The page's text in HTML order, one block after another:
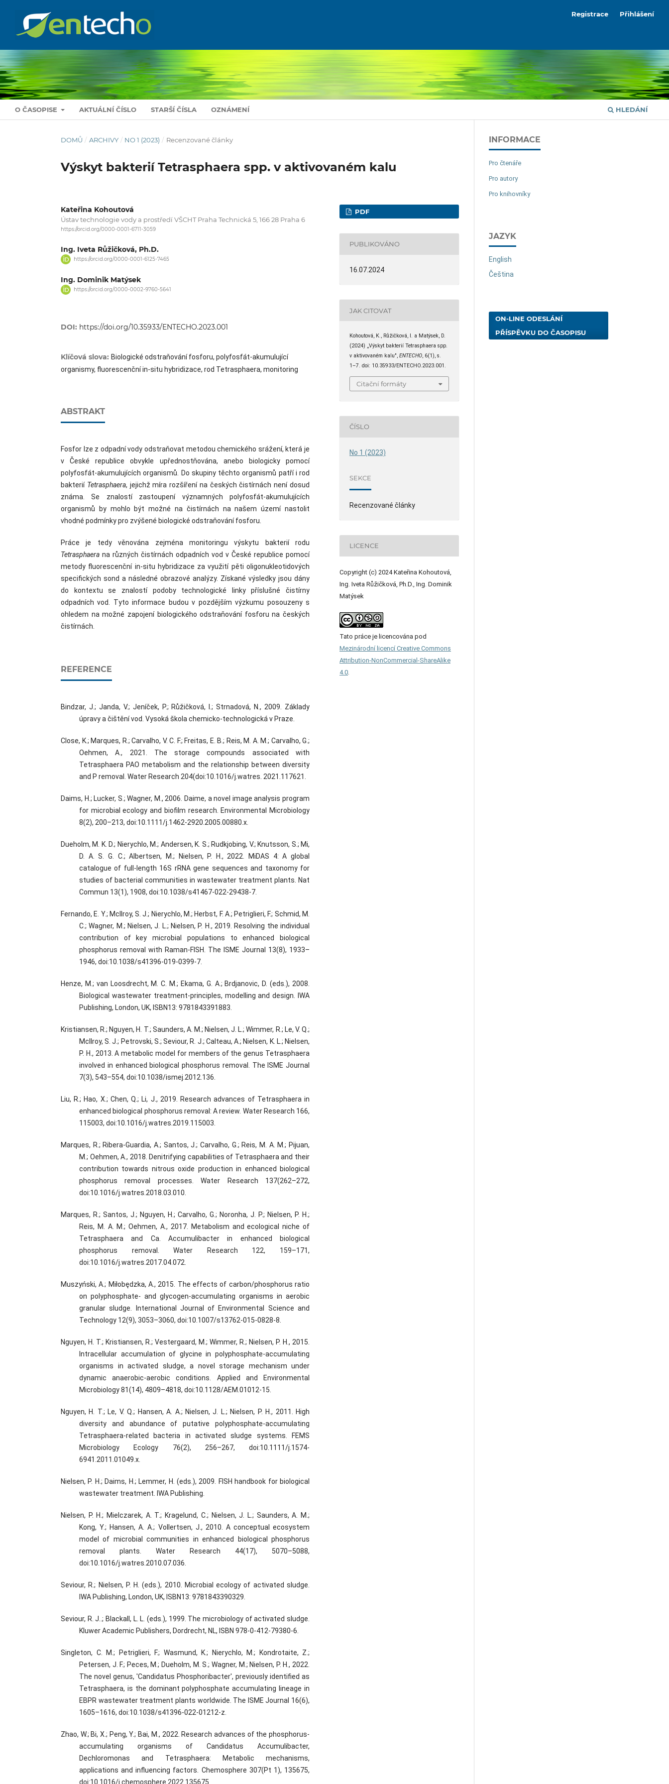
O ČASOPISE AKTUÁLNÍ ČÍSLO STARŠÍ ČÍSLA OZNÁMENÍ HLEDÁNÍ
Registrace Přihlášení
DOMŮ / ARCHIVY / NO 1 (2023) / Recenzované články
Výskyt bakterií Tetrasphaera spp. v aktivovaném kalu
Kateřina Kohoutová
Ústav technologie vody a prostředí VŠCHT Praha Technická 5, 166 28 Praha 6
https://orcid.org/0000-0001-6711-3059
Ing. Iveta Růžičková, Ph.D.
https://orcid.org/0000-0001-6125-7465
Ing. Dominik Matýsek
https://orcid.org/0000-0002-9760-5641
DOI: https://doi.org/10.35933/ENTECHO.2023.001
Klíčová slova: Biologické odstraňování fosforu, polyfosfát-akumulující
organismy, fluorescenční in-situ hybridizace, rod Tetrasphaera, monitoring
ABSTRAKT
Fosfor lze z odpadní vody odstraňovat metodou chemického srážení, která je
v České republice obvykle upřednostňována, anebo biologicky pomocí
polyfosfát-akumulujících organismů. Do skupiny těchto organismů patří i rod
bakterií Tetrasphaera, jejichž míra rozšíření na českých čistírnách není dosud
známa. Se znalostí zastoupení významných polyfosfát-akumulujících
organismů by mohlo být možné na čistírnách na našem území nastolit
vhodné podmínky pro zvýšené biologické odstraňování fosforu.
Práce je tedy věnována zejména monitoringu výskytu bakterií rodu
Tetrasphaera na různých čistírnách odpadních vod v České republice pomocí
metody fluorescenční in-situ hybridizace za využití pěti oligonukleotidových
specifických sond a následné obrazové analýzy. Získané výsledky jsou dány
do kontextu se znalostí podoby technologické linky příslušné čistírny
odpadních vod. Tyto informace budou v pozdějším výzkumu posouzeny s
ohledem na možné zapojení biologického odstraňování fosforu na českých
čistírnách.
REFERENCE
Bindzar, J.; Janda, V.; Jeníček, P.; Růžičková, I.; Strnadová, N., 2009. Základy
úpravy a čištění vod. Vysoká škola chemicko-technologická v Praze.
Close, K.; Marques, R.; Carvalho, V. C. F.; Freitas, E. B.; Reis, M. A. M.; Carvalho, G.;
Oehmen, A., 2021. The storage compounds associated with
Tetrasphaera PAO metabolism and the relationship between diversity
and P removal. Water Research 204(doi:10.1016/j.watres. 2021.117621.
Daims, H.; Lucker, S.; Wagner, M., 2006. Daime, a novel image analysis program
for microbial ecology and biofilm research. Environmental Microbiology
8(2), 200–213, doi:10.1111/j.1462-2920.2005.00880.x.
Dueholm, M. K. D.; Nierychlo, M.; Andersen, K. S.; Rudkjobing, V.; Knutsson, S.; Mi,
D. A. S. G. C.; Albertsen, M.; Nielsen, P. H., 2022. MiDAS 4: A global
catalogue of full-length 16S rRNA gene sequences and taxonomy for
studies of bacterial communities in wastewater treatment plants. Nat
Commun 13(1), 1908, doi:10.1038/s41467-022-29438-7.
Fernando, E. Y.; McIlroy, S. J.; Nierychlo, M.; Herbst, F. A.; Petriglieri, F.; Schmid, M.
C.; Wagner, M.; Nielsen, J. L.; Nielsen, P. H., 2019. Resolving the individual
contribution of key microbial populations to enhanced biological
phosphorus removal with Raman-FISH. The ISME Journal 13(8), 1933–
1946, doi:10.1038/s41396-019-0399-7.
Henze, M.; van Loosdrecht, M. C. M.; Ekama, G. A.; Brdjanovic, D. (eds.), 2008.
Biological wastewater treatment-principles, modelling and design. IWA
Publishing, London, UK, ISBN13: 9781843391883.
Kristiansen, R.; Nguyen, H. T.; Saunders, A. M.; Nielsen, J. L.; Wimmer, R.; Le, V. Q.;
McIlroy, S. J.; Petrovski, S.; Seviour, R. J.; Calteau, A.; Nielsen, K. L.; Nielsen,
P. H., 2013. A metabolic model for members of the genus Tetrasphaera
involved in enhanced biological phosphorus removal. The ISME Journal
7(3), 543–554, doi:10.1038/ismej.2012.136.
Liu, R.; Hao, X.; Chen, Q.; Li, J., 2019. Research advances of Tetrasphaera in
enhanced biological phosphorus removal: A review. Water Research 166,
115003, doi:10.1016/j.watres.2019.115003.
Marques, R.; Ribera-Guardia, A.; Santos, J.; Carvalho, G.; Reis, M. A. M.; Pijuan,
M.; Oehmen, A., 2018. Denitrifying capabilities of Tetrasphaera and their
contribution towards nitrous oxide production in enhanced biological
phosphorus removal processes. Water Research 137(262–272,
doi:10.1016/j.watres.2018.03.010.
Marques, R.; Santos, J.; Nguyen, H.; Carvalho, G.; Noronha, J. P.; Nielsen, P. H.;
Reis, M. A. M.; Oehmen, A., 2017. Metabolism and ecological niche of
Tetrasphaera and Ca. Accumulibacter in enhanced biological
phosphorus removal. Water Research 122, 159–171,
doi:10.1016/j.watres.2017.04.072.
Muszyński, A.; Miłobędzka, A., 2015. The effects of carbon/phosphorus ratio
on polyphosphate- and glycogen-accumulating organisms in aerobic
granular sludge. International Journal of Environmental Science and
Technology 12(9), 3053–3060, doi:10.1007/s13762-015-0828-8.
Nguyen, H. T.; Kristiansen, R.; Vestergaard, M.; Wimmer, R.; Nielsen, P. H., 2015.
Intracellular accumulation of glycine in polyphosphate-accumulating
organisms in activated sludge, a novel storage mechanism under
dynamic anaerobic-aerobic conditions. Applied and Environmental
Microbiology 81(14), 4809–4818, doi:10.1128/AEM.01012-15.
Nguyen, H. T.; Le, V. Q.; Hansen, A. A.; Nielsen, J. L.; Nielsen, P. H., 2011. High
diversity and abundance of putative polyphosphate-accumulating
Tetrasphaera-related bacteria in activated sludge systems. FEMS
Microbiology Ecology 76(2), 256–267, doi:10.1111/j.1574-
6941.2011.01049.x.
Nielsen, P. H.; Daims, H.; Lemmer, H. (eds.), 2009. FISH handbook for biological
wastewater treatment. IWA Publishing.
Nielsen, P. H.; Mielczarek, A. T.; Kragelund, C.; Nielsen, J. L.; Saunders, A. M.;
Kong, Y.; Hansen, A. A.; Vollertsen, J., 2010. A conceptual ecosystem
model of microbial communities in enhanced biological phosphorus
removal plants. Water Research 44(17), 5070–5088,
doi:10.1016/j.watres.2010.07.036.
Seviour, R.; Nielsen, P. H. (eds.), 2010. Microbial ecology of activated sludge.
IWA Publishing, London, UK, ISBN13: 9781843390329.
Seviour, R. J..; Blackall, L. L. (eds.), 1999. The microbiology of activated sludge.
Kluwer Academic Publishers, Dordrecht, NL, ISBN 978-0-412-79380-6.
Singleton, C. M.; Petriglieri, F.; Wasmund, K.; Nierychlo, M.; Kondrotaite, Z.;
Petersen, J. F.; Peces, M.; Dueholm, M. S.; Wagner, M.; Nielsen, P. H., 2022.
The novel genus, 'Candidatus Phosphoribacter', previously identified as
Tetrasphaera, is the dominant polyphosphate accumulating lineage in
EBPR wastewater treatment plants worldwide. The ISME Journal 16(6),
1605–1616, doi:10.1038/s41396-022-01212-z.
Zhao, W.; Bi, X.; Peng, Y.; Bai, M., 2022. Research advances of the phosphorus-
accumulating organisms of Candidatus Accumulibacter,
Dechloromonas and Tetrasphaera: Metabolic mechanisms,
applications and influencing factors. Chemosphere 307(Pt 1), 135675,
doi:10.1016/j.chemosphere.2022.135675.
PDF
PUBLIKOVÁNO
16.07.2024
JAK CITOVAT
Kohoutová, K., Růžičková, I. a Matýsek, D.
(2024) „Výskyt bakterií Tetrasphaera spp.
v aktivovaném kalu",ENTECHO, 6(1), s.
1–7. doi: 10.35933/ENTECHO.2023.001.
Citační formáty
ČÍSLO
No 1 (2023)
SEKCE
Recenzované články
LICENCE
Copyright (c) 2024 Kateřina Kohoutová,
Ing. Iveta Růžičková, Ph.D., Ing. Dominik
Matýsek
Tato práce je licencována pod
Mezinárodní licencí Creative Commons
Attribution-NonCommercial-ShareAlike
4.0
INFORMACE
Pro čtenáře
Pro autory
Pro knihovníky
JAZYK
English
Čeština
ON-LINE ODESLÁNÍ
PŘÍSPĚVKU DO ČASOPISU